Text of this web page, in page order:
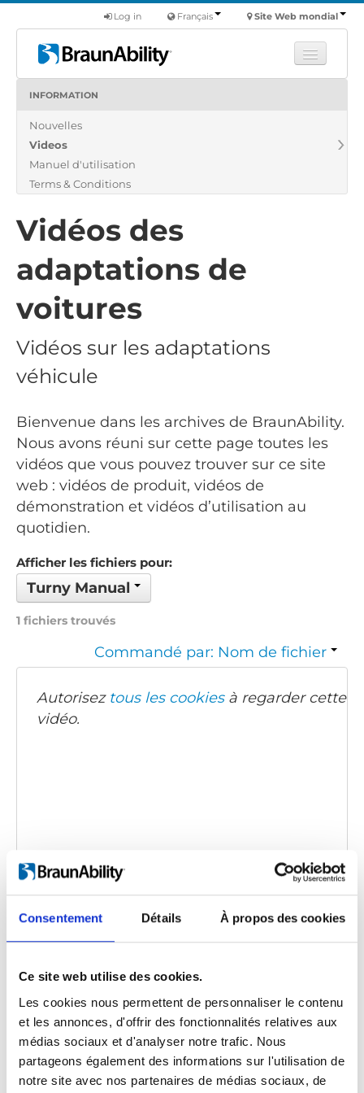
Consentement Détails À propos des cookies
Ce site web utilise des cookies.
Les cookies nous permettent de personnaliser le contenu
et les annonces, d'offrir des fonctionnalités relatives aux
médias sociaux et d'analyser notre trafic. Nous
partageons également des informations sur l'utilisation de
notre site avec nos partenaires de médias sociaux, de
Site Web mondial
Français
Log in
Produits
Nous
Trouver un revendeur
INFORMATION
Nouvelles
Videos
Manuel d'utilisation
Terms & Conditions
Vidéos des
adaptations de
voitures
Vidéos sur les adaptations
véhicule
Bienvenue dans les archives de BraunAbility.
Nous avons réuni sur cette page toutes les
vidéos que vous pouvez trouver sur ce site
web : vidéos de produit, vidéos de
démonstration et vidéos d’utilisation au
quotidien.
Afficher les fichiers pour:
Turny Manual
1 fichiers trouvés
Commandé par: Nom de fichier
Autorisez tous les cookiesà regarder cette
vidéo.
Turny Manual
collez-le dans le html de votre propre site pour
intégrer la vidéo):
Langue de la vidéo: English
Catégorie:Product video, Turny Manual